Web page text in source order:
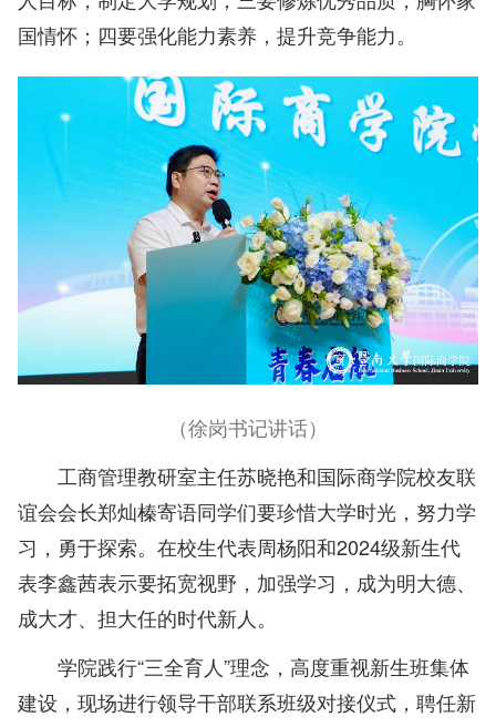
国情怀；四要强化能力素养，提升竞争能力。
（徐岗书记讲话）
工商管理教研室主任苏晓艳和国际商学院校友联
谊会会长郑灿榛寄语同学们要珍惜大学时光，努力学
习，勇于探索。在校生代表周杨阳和2024级新生代
表李鑫茜表示要拓宽视野，加强学习，成为明大德、
成大才、担大任的时代新人。
学院践行“三全育人”理念，高度重视新生班集体
建设，现场进行领导干部联系班级对接仪式，聘任新